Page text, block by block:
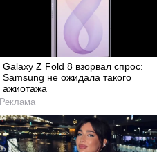
Galaxy Z Fold 8 взорвал спрос:
Samsung не ожидала такого
ажиотажа
Реклама